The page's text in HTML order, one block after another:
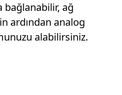
bağlanabilir, ağ
ardından analog
alabilirsiniz.